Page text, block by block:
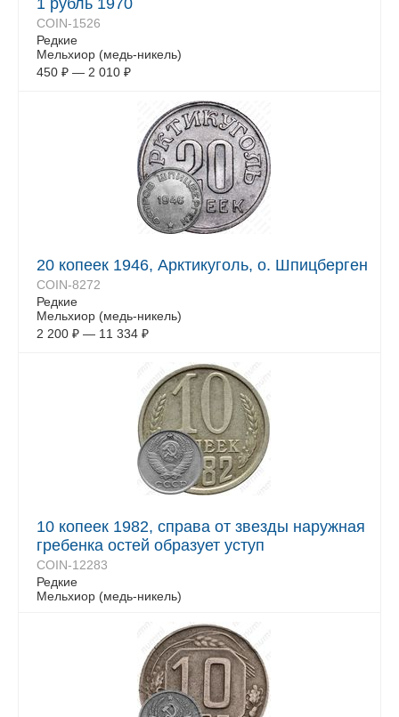
1 рубль 1970
COIN-1526
Редкие
Мельхиор (медь-никель)
450 ₽ — 2 010 ₽
20 копеек 1946, Арктикуголь, о. Шпицберген
COIN-8272
Редкие
Мельхиор (медь-никель)
2 200 ₽ — 11 334 ₽
10 копеек 1982, справа от звезды наружная
гребенка остей образует уступ
COIN-12283
Редкие
Мельхиор (медь-никель)